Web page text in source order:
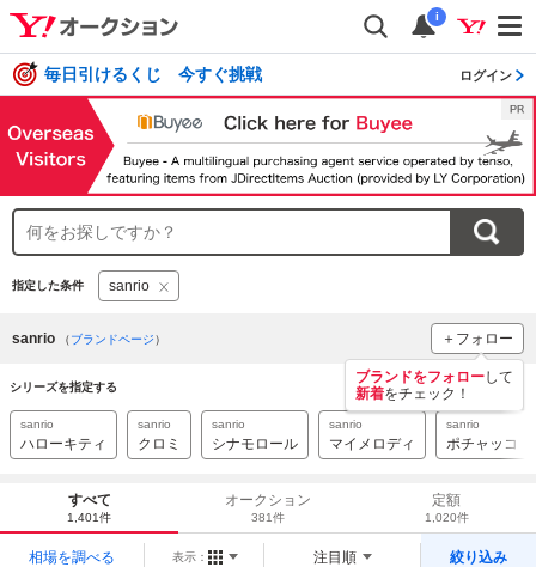
i
毎日引けるくじ 今すぐ挑戦 ログイン
指定した条件 sanrio
sanrio （ブランドページ） ＋フォロー
ブランドをフォローして
新着をチェック！
シリーズを指定する
sanrio
ハローキティ
sanrio
クロミ
sanrio
シナモロール
sanrio
マイメロディ
sanrio
ポチャッコ
すべて
1,401件
オークション
381件
定額
1,020件
相場を調べる 表示： 注目順 絞り込み